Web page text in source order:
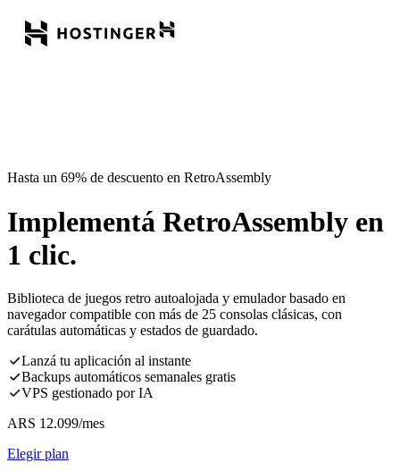
Hasta un 69% de descuento en RetroAssembly
Implementá RetroAssembly en
1 clic.
Biblioteca de juegos retro autoalojada y emulador basado en
navegador compatible con más de 25 consolas clásicas, con
carátulas automáticas y estados de guardado.
Lanzá tu aplicación al instante
Backups automáticos semanales gratis
VPS gestionado por IA
ARS 12.099/mes
Elegir plan